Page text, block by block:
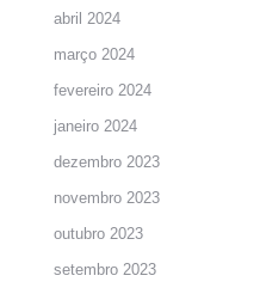
abril 2024
março 2024
fevereiro 2024
janeiro 2024
dezembro 2023
novembro 2023
outubro 2023
setembro 2023